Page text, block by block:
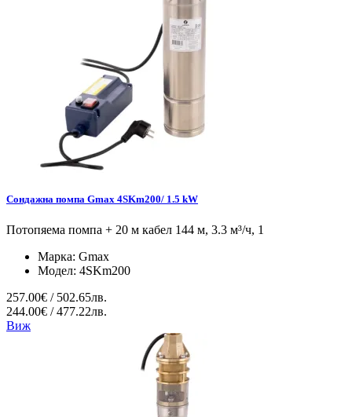
Сондажна помпа Gmax 4SKm200/ 1.5 kW
Потопяема помпа + 20 м кабел 144 м, 3.3 м³/ч, 1
Марка: Gmax
Модел: 4SKm200
257.00€ / 502.65лв.
244.00€ / 477.22лв.
Виж